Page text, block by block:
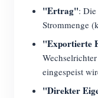
"Ertrag":
Strommenge
"Exportierte
eingespeist
"Direkter